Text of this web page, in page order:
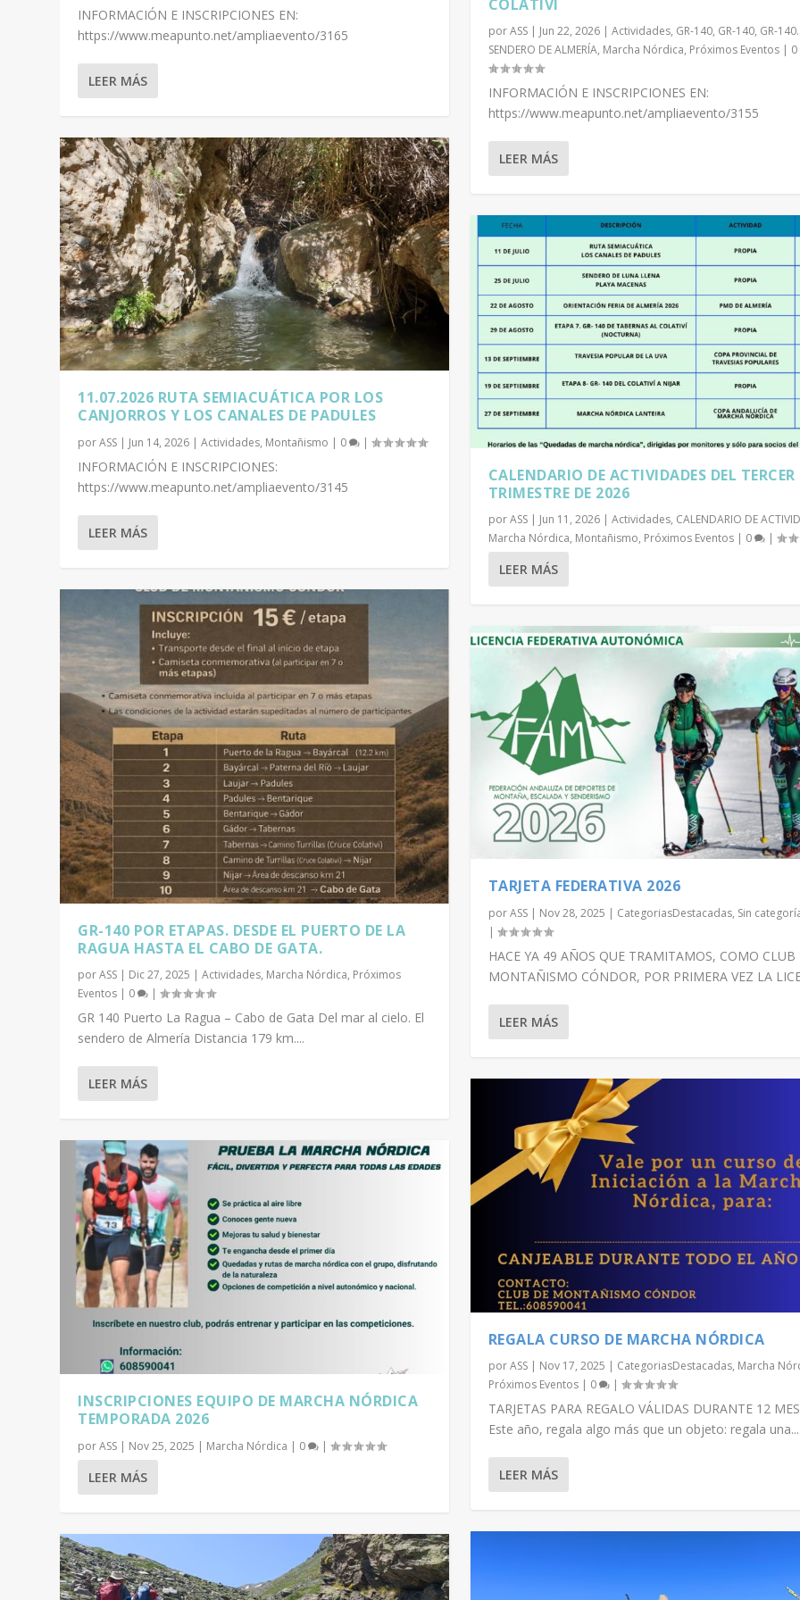
INFORMACIÓN E INSCRIPCIONES EN:
https://www.meapunto.net/ampliaevento/3165
LEER MÁS
11.07.2026 RUTA SEMIACUÁTICA POR LOS
CANJORROS Y LOS CANALES DE PADULES
porASS | Jun 14, 2026 |Actividades, Montañismo | 0 |
INFORMACIÓN E INSCRIPCIONES:
https://www.meapunto.net/ampliaevento/3145
LEER MÁS
GR-140 POR ETAPAS. DESDE EL PUERTO DE LA
RAGUA HASTA EL CABO DE GATA.
porASS | Dic 27, 2025 |Actividades, Marcha Nórdica, Próximos
Eventos | 0 |
GR 140 Puerto La Ragua – Cabo de Gata Del mar al cielo. El
sendero de Almería Distancia 179 km....
LEER MÁS
INSCRIPCIONES EQUIPO DE MARCHA NÓRDICA
TEMPORADA 2026
porASS | Nov 25, 2025 | Marcha Nórdica | 0 |
LEER MÁS
COLATIVÍ
porASS| Jun 22, 2026| Actividades, GR-140, GR-140, GR-140.
SENDERO DE ALMERÍA, Marcha Nórdica, Próximos Eventos| 0
INFORMACIÓN E INSCRIPCIONES EN:
https://www.meapunto.net/ampliaevento/3155
LEER MÁS
CALENDARIO DE ACTIVIDADES DEL TERCER
TRIMESTRE DE 2026
porASS| Jun 11, 2026| Actividades, CALENDARIO DE
Marcha Nórdica, Montañismo, Próximos Eventos| 0 |
LEER MÁS
TARJETA FEDERATIVA 2026
porASS| Nov 28, 2025 | CategoriasDestacadas, Sin
|
HACE YA 49 AÑOS QUE TRAMITAMOS, COMO CLUB
MONTAÑISMO CÓNDOR, POR PRIMERA VEZ LA
LEER MÁS
REGALA CURSO DE MARCHA NÓRDICA
porASS| Nov 17, 2025 | CategoriasDestacadas, Marcha
Próximos Eventos| 0 |
TARJETAS PARA REGALO VÁLIDAS DURANTE 12
Este año, regala algo más que un objeto: regala una...
LEER MÁS